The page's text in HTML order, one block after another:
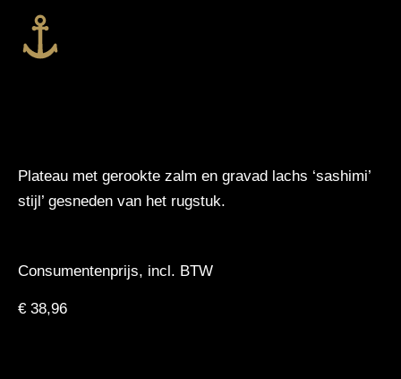
Plateau met gerookte zalm en gravad lachs ‘sashimi’
stijl’ gesneden van het rugstuk.
Consumentenprijs, incl. BTW
€ 38,96